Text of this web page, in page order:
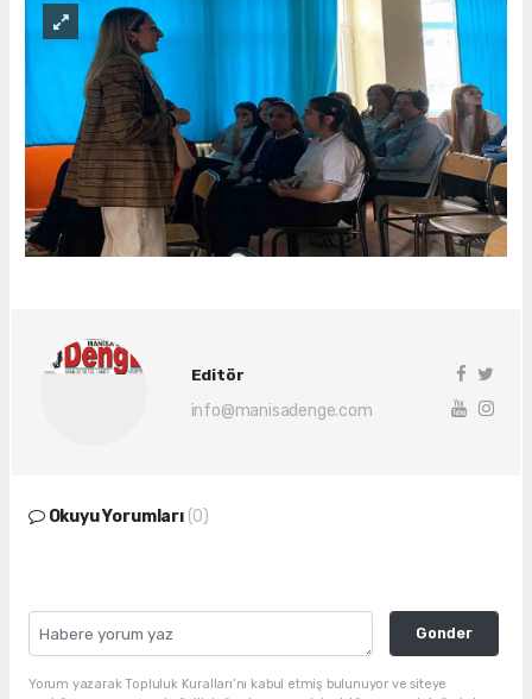
Editör
info@manisadenge.com
Okuyu Yorumları (0)
Gonder
Yorum yazarak Topluluk Kuralları’nı kabul etmiş bulunuyor ve siteye